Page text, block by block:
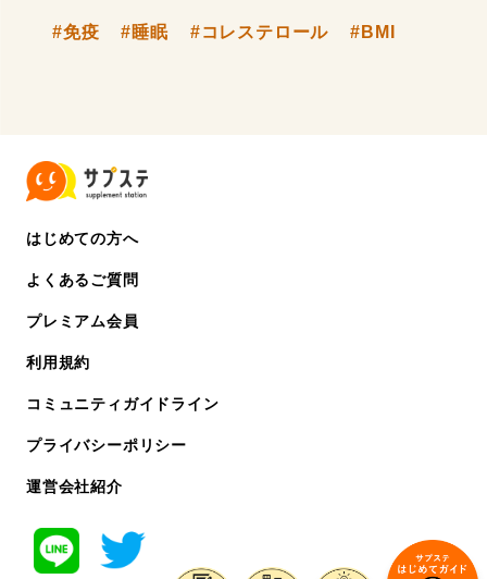
#免疫 #睡眠 #コレステロール #BMI
はじめての方へ
よくあるご質問
プレミアム会員
利用規約
コミュニティガイドライン
プライバシーポリシー
運営会社紹介